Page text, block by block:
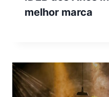
melhor marca